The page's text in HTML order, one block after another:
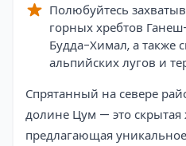
Полюбуйтесь
горных хребтов
Будда-Химал, а также
альпийских лугов и
Overview
Спрятанный на севере
долине Цум — это
предлагающая